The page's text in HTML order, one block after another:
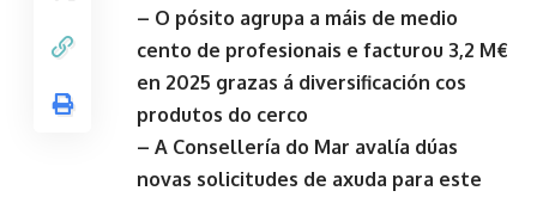
– O pósito agrupa a máis de medio
cento de profesionais e facturou 3,2 M€
en 2025 grazas á diversificación cos
produtos do cerco
– A Consellería do Mar avalía dúas
novas solicitudes de axuda para este